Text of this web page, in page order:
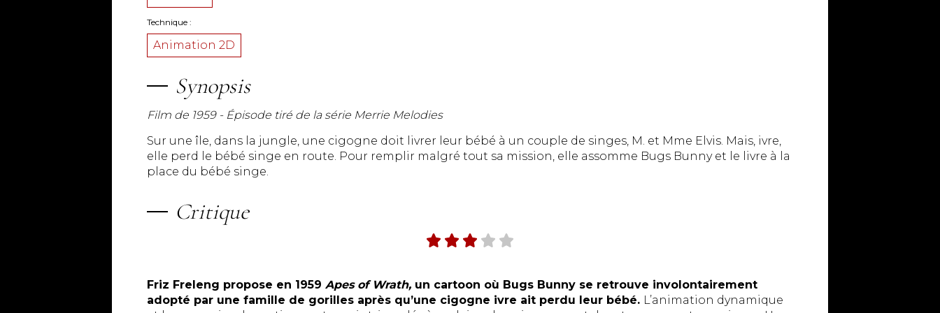
Technique
Animation 2D
Synopsis
Film de 1959 - Épisode tiré de la série Merrie Melodies
Sur une île, dans la jungle, une cigogne doit livrer leur bébé à un couple de singes, M. et Mme Elvis. Mais, ivre,
elle perd le bébé singe en route. Pour remplir malgré tout sa mission, elle assomme Bugs Bunny et le livre à la
place du bébé singe.
Critique
Friz Freleng propose en 1959 Apes of Wrath, un cartoon où Bugs Bunny se retrouve involontairement
adopté par une famille de gorilles après qu’une cigogne ivre ait perdu leur bébé. L’animation dynamique